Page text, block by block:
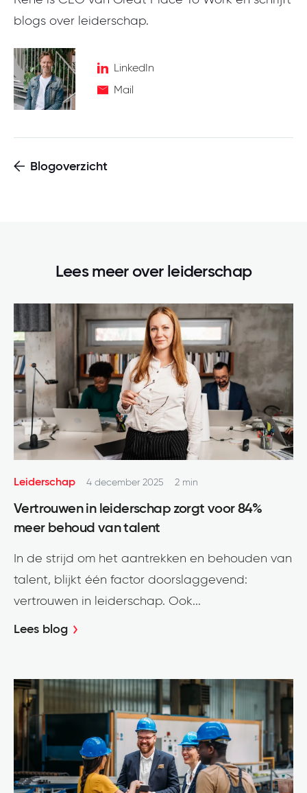
LinkedIn
Mail
blogs over leiderschap.
Blogoverzicht
Lees meer over leiderschap
Leiderschap 4 december 2025 2 min
Vertrouwen in leiderschap zorgt voor 84%
meer behoud van talent
In de strijd om het aantrekken en behouden van
talent, blijkt één factor doorslaggevend:
vertrouwen in leiderschap. Ook...
Lees blog